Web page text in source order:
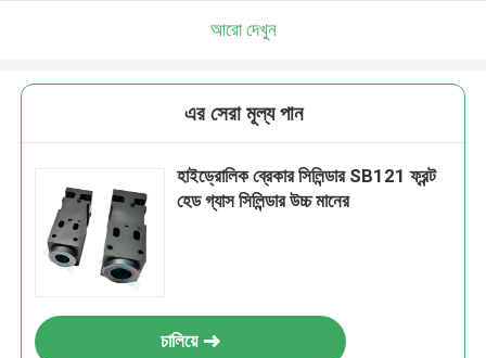
আরো দেখুন
এর সেরা মূল্য পান
হাইড্রোলিক ব্রেকার সিলিন্ডার SB121 ফ্রন্ট
হেড গ্যাস সিলিন্ডার উচ্চ মানের
চালিয়ে